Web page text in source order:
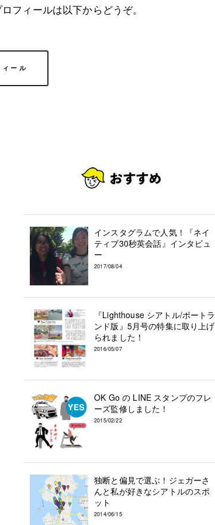
フィールは以下からどうぞ。
ィール
インスタグラムで人気！『ネイ
ティブ30秒英会話』インタビュ
ー
2017/08/04
『Lighthouse シアトル/ポートラ
ンド版』5月号の特集に取り上げ
られました！
2016/05/07
OK Go の LINE スタンプのフレ
ーズ監修しました！
2015/02/22
独断と偏見で選ぶ！ジェガーさ
んと私が好きなシアトルのスポ
ット
2014/06/15